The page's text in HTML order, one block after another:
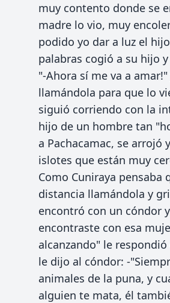
muy contento donde se
madre lo vio, muy
podido yo dar a luz el
palabras cogió a su hijo
"-Ahora sí me va a
llamándola para que lo
siguió corriendo con la
hijo de un hombre tan
a Pachacamac, se
islotes que están muy
Como Cuniraya pensaba
distancia llamándola y
encontró con un cóndor
encontraste con esa
alcanzando" le
le dijo al cóndor: -
animales de la puna, y
alguien te mata, él